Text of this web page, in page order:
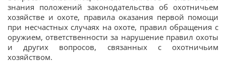
знания положений законодательства об охотничьем
хозяйстве и охоте, правила оказания первой помощи
при несчастных случаях на охоте, правил обращения с
оружием, ответственности за нарушение правил охоты
и других вопросов, связанных с охотничьим
хозяйством.